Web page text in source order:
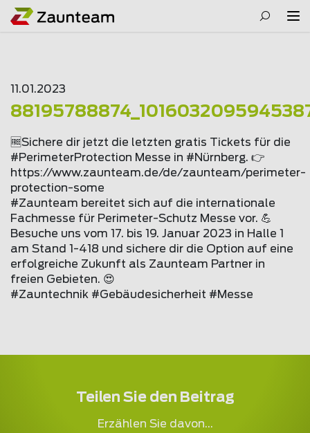
11.01.2023
🆓Sichere dir jetzt die letzten gratis Tickets für die
#PerimeterProtection Messe in #Nürnberg. 👉
https://www.zaunteam.de/de/zaunteam/perimeter-
protection-some
#Zaunteam bereitet sich auf die internationale
Fachmesse für Perimeter-Schutz Messe vor. 💪
Besuche uns vom 17. bis 19. Januar 2023 in Halle 1
am Stand 1-418 und sichere dir die Option auf eine
erfolgreiche Zukunft als Zaunteam Partner in
freien Gebieten. 😍
#Zauntechnik #Gebäudesicherheit #Messe
Teilen Sie den Beitrag
Erzählen Sie davon...